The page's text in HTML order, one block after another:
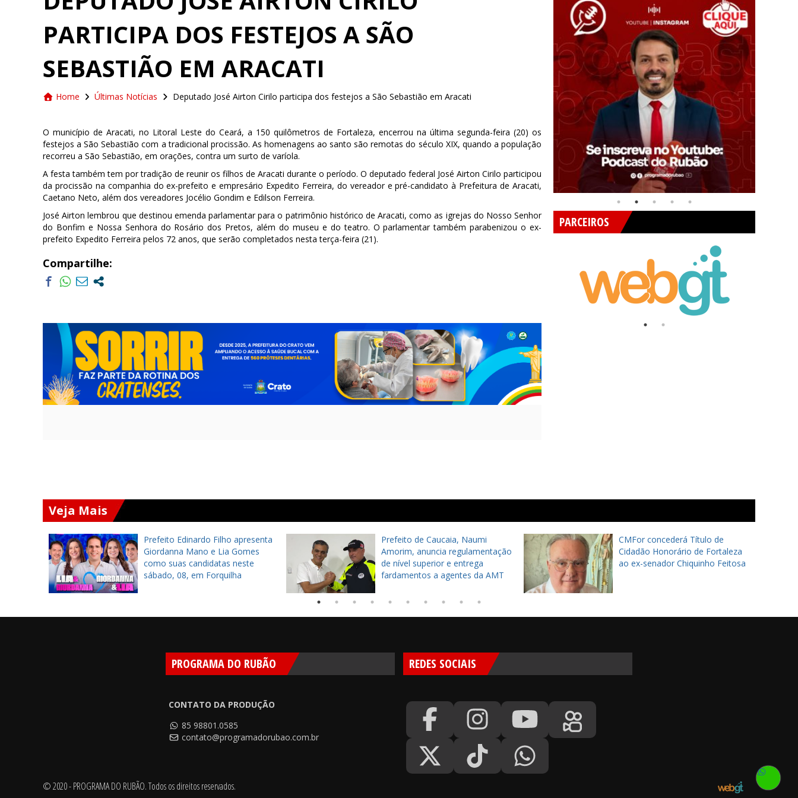
PARTICIPA DOS FESTEJOS A SÃO
SEBASTIÃO EM ARACATI
Home Últimas Notícias Deputado José Airton Cirilo participa dos festejos a São Sebastião em Aracati
O município de Aracati, no Litoral Leste do Ceará, a 150 quilômetros de Fortaleza, encerrou na última segunda-feira (20) os
festejos a São Sebastião com a tradicional procissão. As homenagens ao santo são remotas do século XIX, quando a população
recorreu a São Sebastião, em orações, contra um surto de varíola.
A festa também tem por tradição de reunir os filhos de Aracati durante o período. O deputado federal José Airton Cirilo participou
da procissão na companhia do ex-prefeito e empresário Expedito Ferreira, do vereador e pré-candidato à Prefeitura de Aracati,
Caetano Neto, além dos vereadores Jocélio Gondim e Edilson Ferreira.
José Airton lembrou que destinou emenda parlamentar para o patrimônio histórico de Aracati, como as igrejas do Nosso Senhor
do Bonfim e Nossa Senhora do Rosário dos Pretos, além do museu e do teatro. O parlamentar também parabenizou o ex-
prefeito Expedito Ferreira pelos 72 anos, que serão completados nesta terça-feira (21).
Compartilhe:
PARCEIROS
Veja Mais
Prefeito Edinardo Filho apresenta
Giordanna Mano e Lia Gomes
como suas candidatas neste
sábado, 08, em Forquilha
Prefeito de Caucaia, Naumi
Amorim, anuncia regulamentação
de nível superior e entrega
fardamentos a agentes da AMT
CMFor concederá Título de
Cidadão Honorário de Fortaleza
ao ex-senador Chiquinho Feitosa
PROGRAMA DO RUBÃO
CONTATO DA PRODUÇÃO
85 98801.0585
contato@programadorubao.com.br
REDES SOCIAIS
© 2020 - PROGRAMA DO RUBÃO. Todos os direitos reservados.